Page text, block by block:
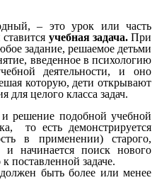
– это урок или часть
учебная задача. При
задание, решаемое детьми
введенное в психологию
деятельности, и оно
которую, дети открывают
для целого класса задач.
решение подобной учебной
то есть демонстрируется
в применении) старого,
и начинается поиск нового
поставленной задаче.
быть более или менее